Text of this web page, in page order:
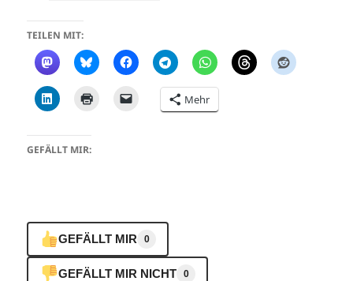
TEILEN MIT:
Mehr
GEFÄLLT MIR:
GEFÄLLT MIR 0
GEFÄLLT MIR NICHT 0